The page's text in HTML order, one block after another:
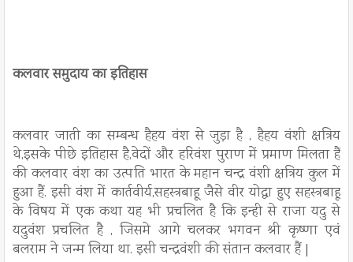
कलवार समुदाय का इतिहास
कलवार जाती का सम्बन्ध हैहय वंश से जुड़ा है , हैहय वंशी क्षत्रिय
थे,इसके पीछे इतिहास है,वेदों और हरिवंश पुराण में प्रमाण मिलता हैं
की कलवार वंश का उत्पति भारत के महान चन्द्र वंशी क्षत्रिय कुल में
हुआ हैं. इसी वंश में कार्तवीर्य,सहस्त्रबाहू जैसे वीर योद्धा हुए सहस्त्रबाहू
के विषय में एक कथा यह भी प्रचलित है कि इन्ही से राजा यदु से
यदुवंश प्रचलित है , जिसमे आगे चलकर भगवन श्री कृष्णा एवं
बलराम ने जन्म लिया था. इसी चन्द्रवंशी की संतान कलवार हैं |